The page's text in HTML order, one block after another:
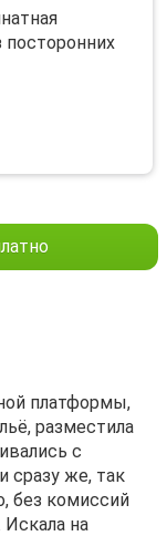
пocтopонних
платформы,
разместила
с
сразу же, так
без комиссий
на